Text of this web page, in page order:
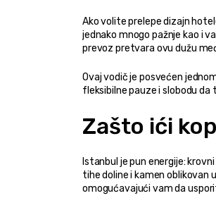
Ako volite prelepe dizajn
jednako mnogo pažnje kao i
prevoz pretvara ovu dužu
Ovaj vodič je posvećen
fleksibilne pauze i slobodu
Zašto ići
Istanbul je pun energije:
tihe doline i kamen oblikovan
omogućavajući vam da